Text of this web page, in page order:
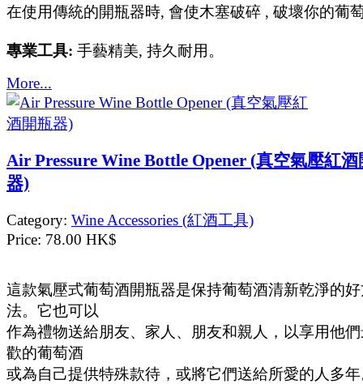
在使用傳統的開瓶器時, 會使木塞破碎 , 破壞你的葡
專業工具: 手藝精美, 持久耐用。
More...
Air Pressure Wine Bottle Opener (真空氣壓紅酒
器)
Category: Wine Accessories (紅酒工具)
Price: 78.00 HK$
這款氣壓式葡萄酒開瓶器是保持葡萄酒清新乾淨的
法。它也可以
作為禮物送給朋友、家人、朋友和親人，以享用他
歡的葡萄酒
或為自己提供特殊款待，或將它們送給所愛的人多